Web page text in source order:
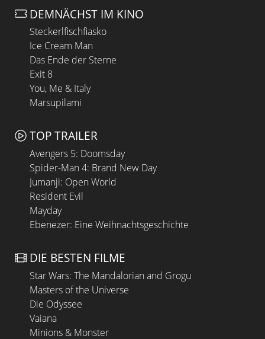
DEMNÄCHST IM KINO
Steckerlfischfiasko
Ice Cream Man
Das Ende der Sterne
Exit 8
You, Me & Italy
Marsupilami
TOP TRAILER
Avengers 5: Doomsday
Spider-Man 4: Brand New Day
Jumanji: Open World
Resident Evil
Mayday
Ebenezer: Eine Weihnachtsgeschichte
DIE BESTEN FILME
Star Wars: The Mandalorian and Grogu
Masters of the Universe
Die Odyssee
Vaiana
Minions & Monster